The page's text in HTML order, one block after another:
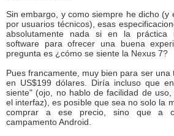
Sin embargo, y como siempre he dicho (y
por usuarios técnicos), esas
absolutamente nada si en la práctica
software para ofrecer una buena
pregunta es ¿cómo se siente la Nexus 7?
Pues francamente, muy bien para ser una
en US$199 dólares. Diría incluso que
siente" (ojo, no hablo de facilidad de
el interfaz), es posible que sea no solo la
comprar a ese precio, sino que a
campamento Android.